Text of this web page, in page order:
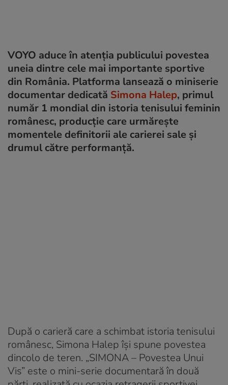
VOYO aduce în atenția publicului povestea
uneia dintre cele mai importante sportive
din România. Platforma lansează o miniserie
documentar dedicată Simona Halep, primul
număr 1 mondial din istoria tenisului feminin
românesc, producție care urmărește
momentele definitorii ale carierei sale și
drumul către performanță.
După o carieră care a schimbat istoria tenisului
românesc, Simona Halep își spune povestea
dincolo de teren. „SIMONA – Povestea Unui
Vis” este o mini-serie documentară în două